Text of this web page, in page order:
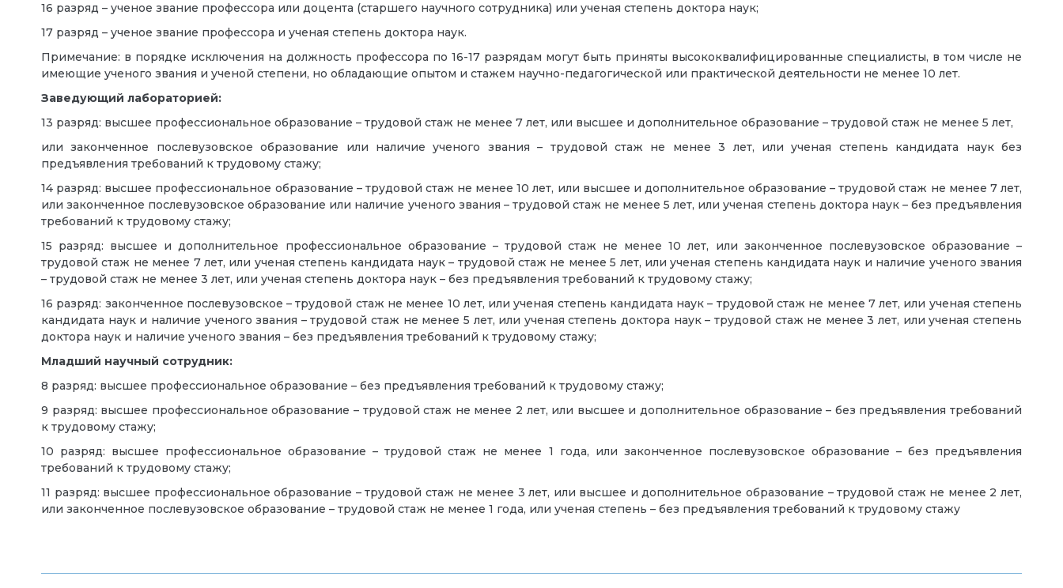
16 разряд – ученое звание профессора или доцента (старшего научного сотрудника) или ученая степень доктора наук;
17 разряд – ученое звание профессора и ученая степень доктора наук.
Примечание: в порядке исключения на должность профессора по 16-17 разрядам могут быть приняты высококвалифицированные специалисты, в том числе не
имеющие ученого звания и ученой степени, но обладающие опытом и стажем научно-педагогической или практической деятельности не менее 10 лет.
Заведующий лабораторией:
13 разряд: высшее профессиональное образование – трудовой стаж не менее 7 лет, или высшее и дополнительное образование – трудовой стаж не менее 5 лет,
или законченное послевузовское образование или наличие ученого звания – трудовой стаж не менее 3 лет, или ученая степень кандидата наук без
предъявления требований к трудовому стажу;
14 разряд: высшее профессиональное образование – трудовой стаж не менее 10 лет, или высшее и дополнительное образование – трудовой стаж не менее 7 лет,
или законченное послевузовское образование или наличие ученого звания – трудовой стаж не менее 5 лет, или ученая степень доктора наук – без предъявления
требований к трудовому стажу;
15 разряд: высшее и дополнительное профессиональное образование – трудовой стаж не менее 10 лет, или законченное послевузовское образование –
трудовой стаж не менее 7 лет, или ученая степень кандидата наук – трудовой стаж не менее 5 лет, или ученая степень кандидата наук и наличие ученого звания
– трудовой стаж не менее 3 лет, или ученая степень доктора наук – без предъявления требований к трудовому стажу;
16 разряд: законченное послевузовское – трудовой стаж не менее 10 лет, или ученая степень кандидата наук – трудовой стаж не менее 7 лет, или ученая степень
кандидата наук и наличие ученого звания – трудовой стаж не менее 5 лет, или ученая степень доктора наук – трудовой стаж не менее 3 лет, или ученая степень
доктора наук и наличие ученого звания – без предъявления требований к трудовому стажу;
Младший научный сотрудник:
8 разряд: высшее профессиональное образование – без предъявления требований к трудовому стажу;
9 разряд: высшее профессиональное образование – трудовой стаж не менее 2 лет, или высшее и дополнительное образование – без предъявления требований
к трудовому стажу;
10 разряд: высшее профессиональное образование – трудовой стаж не менее 1 года, или законченное послевузовское образование – без предъявления
требований к трудовому стажу;
11 разряд: высшее профессиональное образование – трудовой стаж не менее 3 лет, или высшее и дополнительное образование – трудовой стаж не менее 2 лет,
или законченное послевузовское образование – трудовой стаж не менее 1 года, или ученая степень – без предъявления требований к трудовому стажу